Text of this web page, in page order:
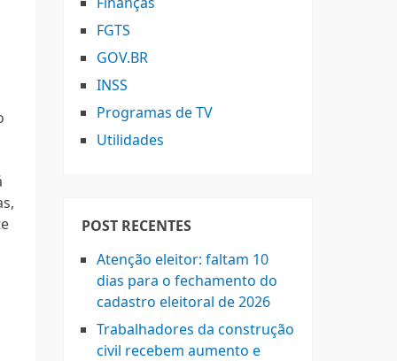
FGTS
GOV.BR
INSS
Programas de TV
Utilidades
POST RECENTES
Atenção eleitor: faltam 10
dias para o fechamento do
cadastro eleitoral de 2026
Trabalhadores da construção
civil recebem aumento e